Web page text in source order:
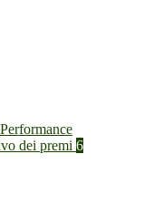
dei premi 6